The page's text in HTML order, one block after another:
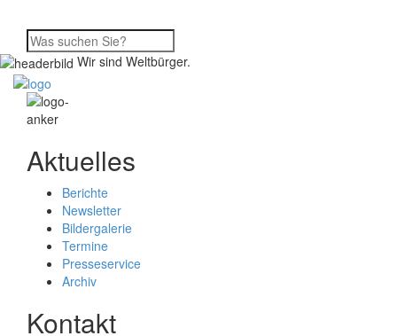
Wir sind Weltbürger.
Aktuelles
Berichte
Newsletter
Bildergalerie
Termine
Presseservice
Archiv
Kontakt